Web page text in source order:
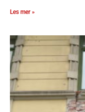
Les mer »